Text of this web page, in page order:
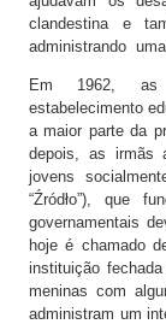
clandestina e
administrando
Em 1962, as
estabelecimento
a maior parte da
depois, as irmãs
jovens
“Źródło”), que
governamentais
hoje é chamado
instituição
meninas com
administram um